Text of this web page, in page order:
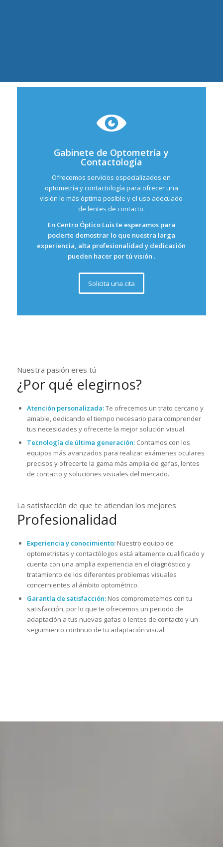
Gabinete de Optometría y
Contactología
Ofrecemos servicios especializados en
optometría y contactología para ofrecer una
visión lo más óptima posible y el uso adecuado
de lentes de contacto.
En Centro Óptico Luis te esperamos para
poderte demostrar lo que nuestra larga
experiencia, alta profesionalidad y dedicación
pueden hacer por tú visión .
Solicita una cita
Nuestra pasión eres tú
¿Por qué elegirnos?
Atención personalizada:Te ofrecemos un trato cercano y
amable, dedicando el tiempo necesario para comprender
tus necesidades y ofrecerte la mejor solución visual.
Tecnología de última generación:Contamos con los
equipos más avanzados para realizar exámenes oculares
precisos y ofrecerte la gama más amplia de gafas, lentes
de contacto y soluciones visuales del mercado.
La satisfacción de que te atiendan los mejores
Profesionalidad
Experiencia y conocimiento:Nuestro equipo de
optometristas y contactólogos está altamente cualificado y
cuenta con una amplia experiencia en el diagnóstico y
tratamiento de los diferentes problemas visuales
concernientes al ámbito optométrico.
Garantía de satisfacción:Nos comprometemos con tu
satisfacción, por lo que te ofrecemos un periodo de
adaptación a tus nuevas gafas o lentes de contacto y un
seguimiento continuo de tu adaptación visual.